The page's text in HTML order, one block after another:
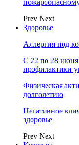
Prev Next
Здоровье
Аллергия под
С 22 по 28 июня
профилактики
Физическая
долголетию
Негативное
здоровье
Prev Next